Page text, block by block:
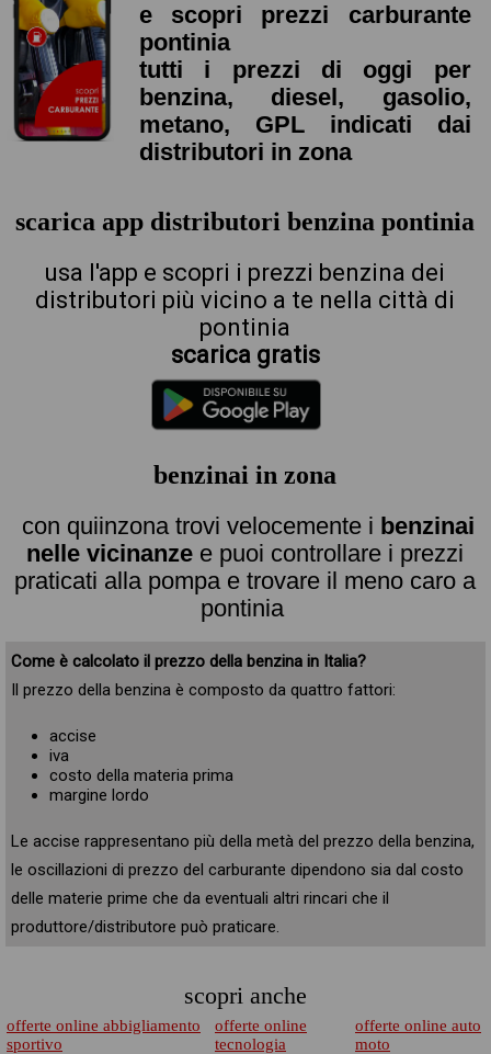
e scopri prezzi carburante
pontinia
tutti i prezzi di oggi per
benzina, diesel, gasolio,
metano, GPL indicati dai
distributori in zona
scarica app distributori benzina pontinia
usa l'app e scopri i prezzi benzina dei
distributori più vicino a te nella città di
pontinia
scarica gratis
benzinai in zona
con quiinzona trovi velocemente i benzinai
nelle vicinanze e puoi controllare i prezzi
praticati alla pompa e trovare il meno caro a
pontinia
Come è calcolato il prezzo della benzina in Italia?
Il prezzo della benzina è composto da quattro fattori:
accise
iva
costo della materia prima
margine lordo
Le accise rappresentano più della metà del prezzo della benzina,
le oscillazioni di prezzo del carburante dipendono sia dal costo
delle materie prime che da eventuali altri rincari che il
produttore/distributore può praticare.
scopri anche
offerte online abbigliamento
sportivo
offerte online
tecnologia
offerte online auto
moto